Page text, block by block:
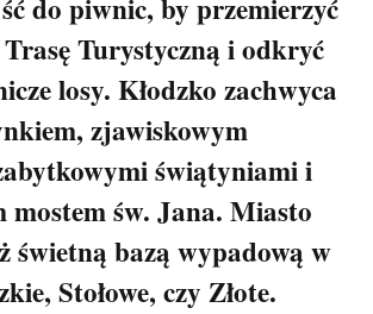
do piwnic, by przemierzyć
Turystyczną i odkryć
losy. Kłodzko zachwyca
zjawiskowym
świątyniami i
mostem św. Jana. Miasto
świetną bazą wypadową w
Stołowe, czy Złote.